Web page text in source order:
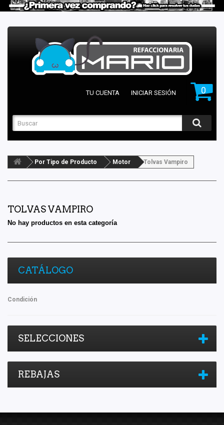
0
TU CUENTA INICIAR SESIÓN
Por Tipo de Producto Motor Tolvas Vampiro
TOLVAS VAMPIRO
No hay productos en esta categoría
CATÁLOGO
Condición
SELECCIONES
REBAJAS